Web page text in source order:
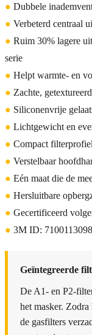
● Dubbele
● Verbeterd centraal
● Ruim 30% lagere
serie
● Helpt warmte- en
● Zachte,
● Siliconenvrije
● Lichtgewicht en
● Compact
● Verstelbaar
● Eén maat die de
● Hersluitbare
● Gecertificeerd
● 3M ID: 7100113098
Geïntegreerde
De A1- en P2-
het masker.
de gasfilters